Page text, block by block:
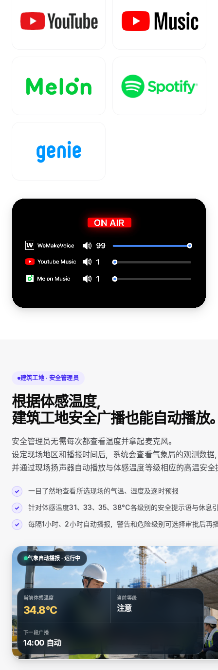
建筑工地 · 安全管理员
根据体感温度，
建筑工地安全广播也能自动播放
安全管理员无需每次都查看温度并拿起麦克风。
设定现场地区和播报时间后，系统会查看气象局的观测数据
并通过现场扬声器自动播放与体感温度等级相应的高温安全
✓ 一目了然地查看所选现场的气温、湿度及逐时预报
✓ 针对体感温度31、33、35、38°C各级别的安全提示语与休息
✓ 每隔1小时、2小时自动播报，警告和危险级别可选择审批后再
气象自动播报 · 运行中
当前体感温度
34.8°C
当前等级
注意
下一段广播
14:00 自动